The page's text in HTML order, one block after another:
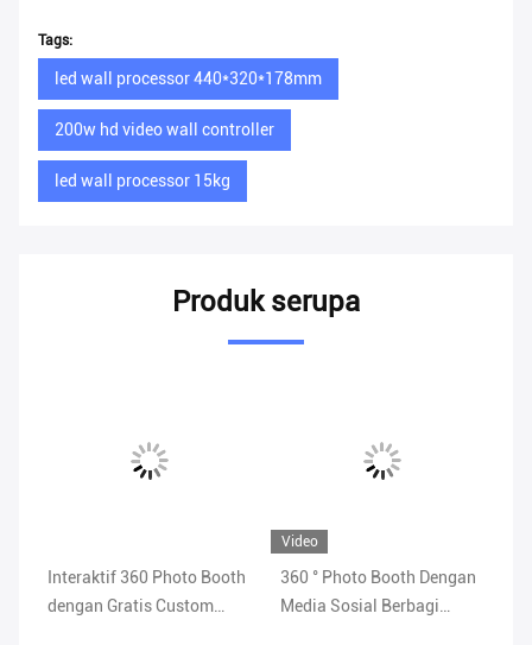
Tags:
led wall processor 440*320*178mm
200w hd video wall controller
led wall processor 15kg
Produk serupa
Interaktif 360 Photo Booth
dengan Gratis Custom
Video
360 ° Photo Booth Dengan
Media Sosial Berbagi